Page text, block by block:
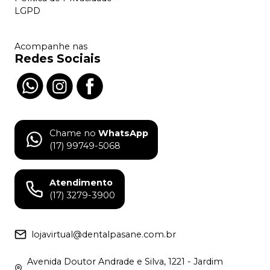
LGPD
Acompanhe nas
Redes Sociais
Chame no WhatsApp
(17) 99749-5068
Atendimento
(17) 3279-3900
lojavirtual@dentalpasane.com.br
Avenida Doutor Andrade e Silva, 1221 - Jardim